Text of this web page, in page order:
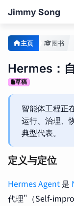
Jimmy Song
主页 图书
Hermes：
草稿
智能体工程正
运行、治理、
典型代表。
定义与定位
Hermes Agent 是
代理"（Self-